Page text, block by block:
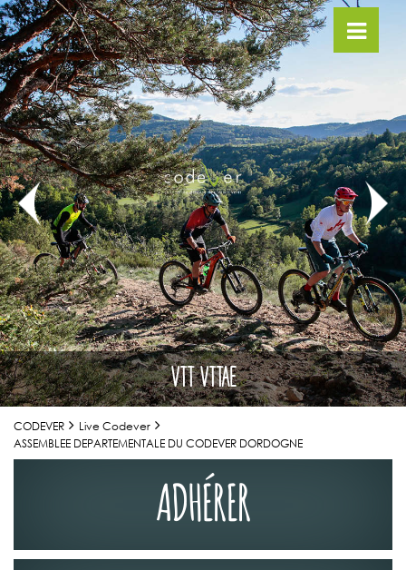
VTT VTTAE
CODEVER
Live Codever
ASSEMBLEE DEPARTEMENTALE DU CODEVER DORDOGNE
ADHÉRER